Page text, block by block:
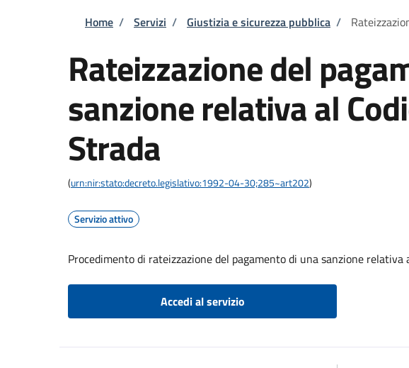
Briciole di pane
Home / Servizi / Giustizia e sicurezza pubblica /
Rateizzazione del
sanzione relativa al
Strada
(urn:nir:stato:decreto.legislativo:1992-04-30;285~art202)
Servizio attivo
Procedimento di rateizzazione del pagamento di una sanzione relativa
Accedi al servizio